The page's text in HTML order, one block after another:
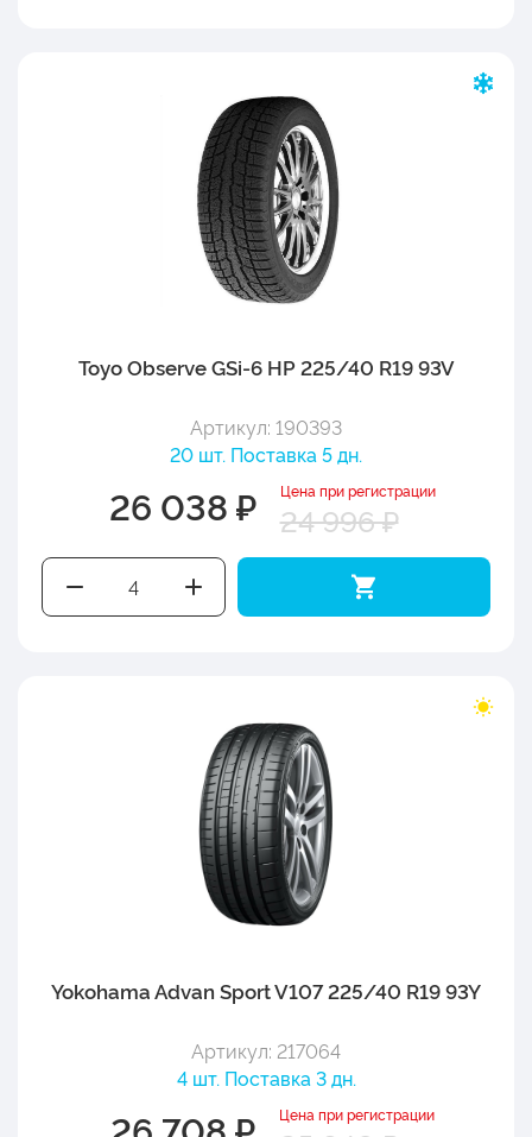
Toyo Observe GSi-6 HP 225/40 R19 93V
Артикул: 190393
20 шт. Поставка 5 дн.
26 038 ₽ Цена при регистрации
24 996 ₽
Yokohama Advan Sport V107 225/40 R19 93Y
Артикул: 217064
4 шт. Поставка 3 дн.
Цена при регистрации